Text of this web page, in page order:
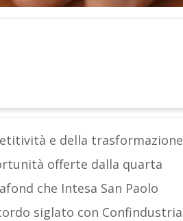
e della trasformazione
offerte dalla quarta
che Intesa San Paolo
siglato con Confindustria